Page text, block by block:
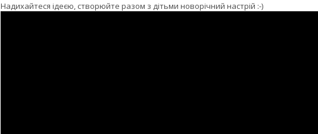
Надихайтеся ідеєю, створюйте разом з дітьми новорічний настрій :-)